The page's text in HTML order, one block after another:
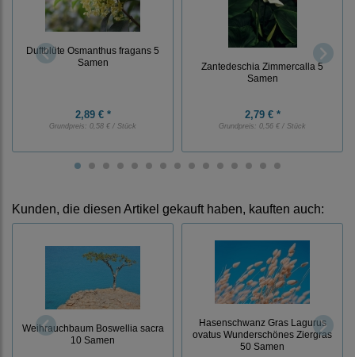
Duftblüte Osmanthus fragans 5
Samen
2,89 € *
Grundpreis: 0,58 € / Stück
Zantedeschia Zimmercalla 5
Samen
2,79 € *
Grundpreis: 0,56 € / Stück
Kunden, die diesen Artikel gekauft haben, kauften auch:
Weihrauchbaum Boswellia sacra
10 Samen
Hasenschwanz Gras Lagurus
ovatus Wunderschönes Ziergras
50 Samen